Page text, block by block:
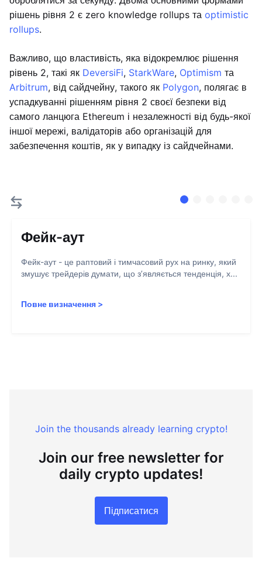
рішень рівня 2 є zero knowledge rollups та optimistic
rollups.
Важливо, що властивість, яка відокремлює рішення
рівень 2, такі як DeversiFi, StarkWare, Optimism та
Arbitrum, від сайдчейну, такого як Polygon, полягає в
успадкуванні рішенням рівня 2 своєї безпеки від
самого ланцюга Ethereum і незалежності від будь-якої
іншої мережі, валідаторів або організацій для
забезпечення коштів, як у випадку із сайдчейнами.
Фейк-аут
Фейк-аут - це раптовий і тимчасовий рух на ринку, який
змушує трейдерів думати, що з’являється тенденція, х...
Повне визначення >
Join the thousands already learning crypto!
Join our free newsletter for
daily crypto updates!
Підписатися